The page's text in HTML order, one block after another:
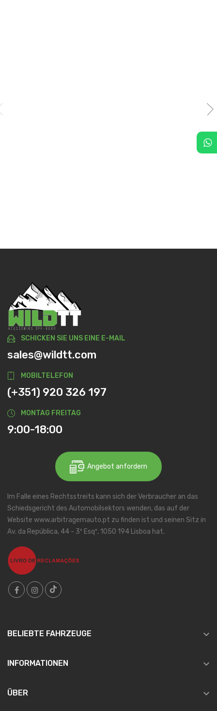
SCHICKEN SIE UNS EINE E-MAIL
sales@wildtt.com
MOBILTELEFON
(+351) 920 326 197
MONTAG FREITAG
9:00-18:00
Angebot anfordern
Im Falle eines Rechtsstreits kann sich der Verbraucher an das
Schiedsgericht des Automobilsektors wenden, das auf der
Website www.arbitragemauto.pt zu finden ist und seinen Sitz in
Av. da República, 44 - 3º Esqº, 1050 194 Lisboa hat.
BELIEBTE FAHRZEUGE 
INFORMATIONEN 
ÜBER 